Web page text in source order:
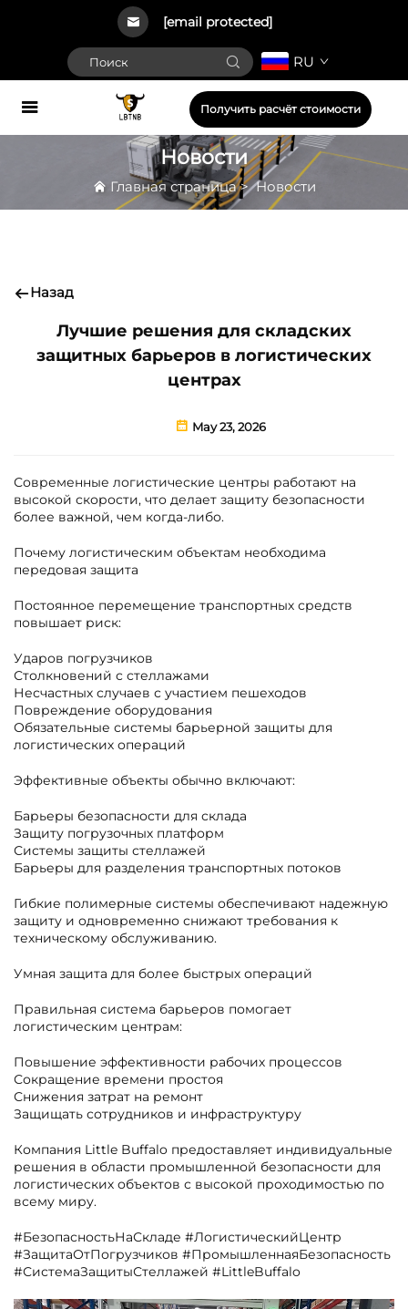
[email protected]
RU
Получить расчёт стоимости
Новости
Главная страница>Новости
Назад
Лучшие решения для складских
защитных барьеров в логистических
центрах
May 23, 2026
Современные логистические центры работают на
высокой скорости, что делает защиту безопасности
более важной, чем когда-либо.
Почему логистическим объектам необходима
передовая защита
Постоянное перемещение транспортных средств
повышает риск:
Ударов погрузчиков
Столкновений с стеллажами
Несчастных случаев с участием пешеходов
Повреждение оборудования
Обязательные системы барьерной защиты для
логистических операций
Эффективные объекты обычно включают:
Барьеры безопасности для склада
Защиту погрузочных платформ
Системы защиты стеллажей
Барьеры для разделения транспортных потоков
Гибкие полимерные системы обеспечивают надежную
защиту и одновременно снижают требования к
техническому обслуживанию.
Умная защита для более быстрых операций
Правильная система барьеров помогает
логистическим центрам:
Повышение эффективности рабочих процессов
Сокращение времени простоя
Снижения затрат на ремонт
Защищать сотрудников и инфраструктуру
Компания Little Buffalo предоставляет индивидуальные
решения в области промышленной безопасности для
логистических объектов с высокой проходимостью по
всему миру.
#БезопасностьНаСкладе #ЛогистическийЦентр
#ЗащитаОтПогрузчиков #ПромышленнаяБезопасность
#СистемаЗащитыСтеллажей #LittleBuffalo